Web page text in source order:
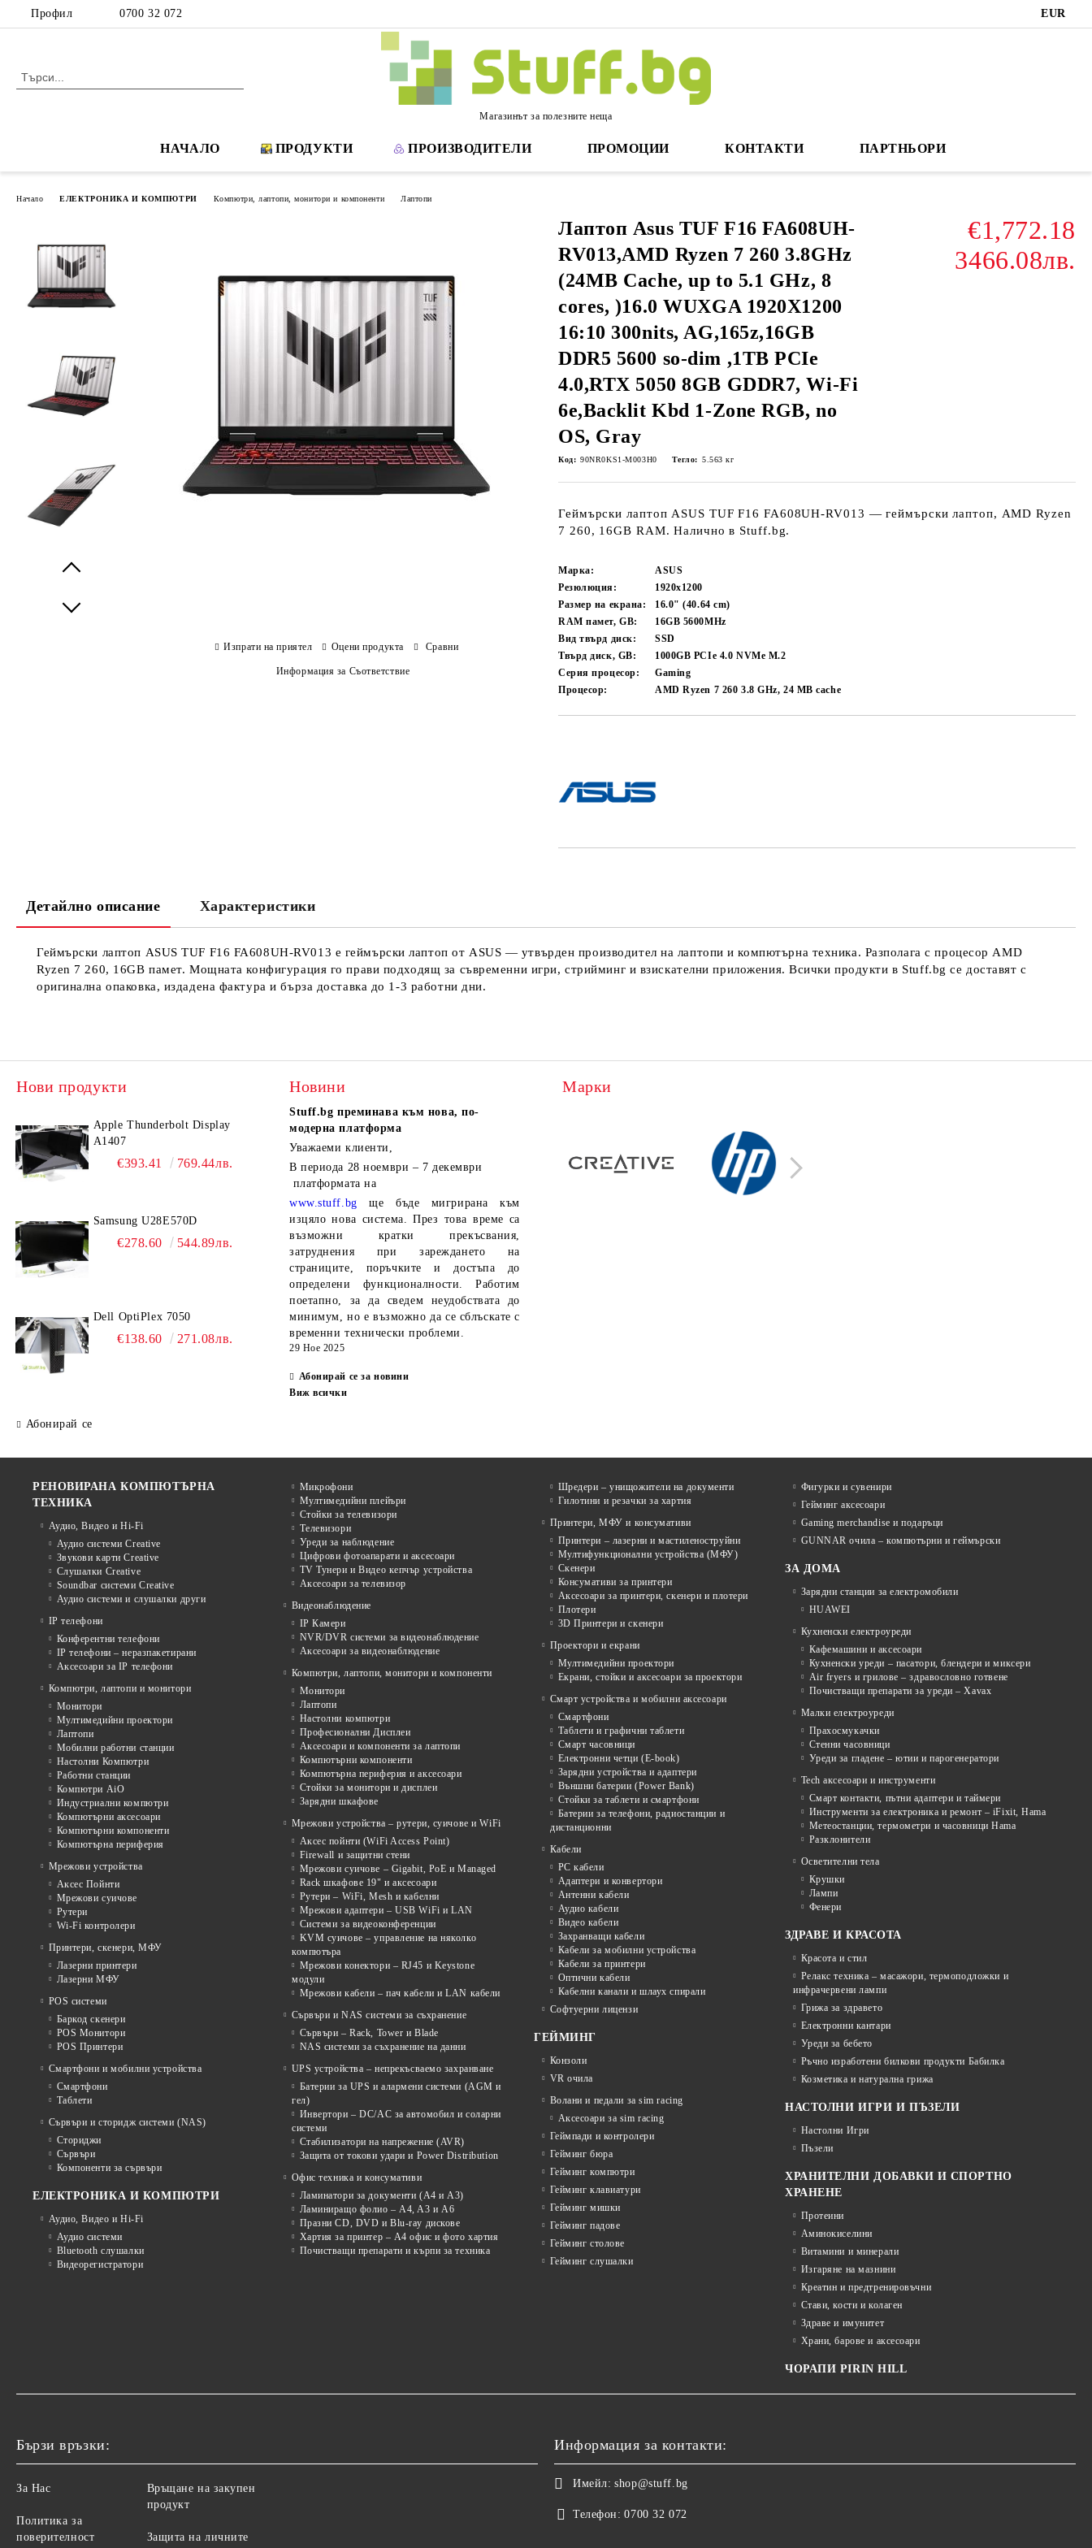
Профил 0700 32 072 EUR
Магазинът за полезните неща
НАЧАЛО ПРОДУКТИ ПРОИЗВОДИТЕЛИ ПРОМОЦИИ КОНТАКТИ ПАРТНЬОРИ
Начало ЕЛЕКТРОНИКА И КОМПЮТРИ Компютри, лаптопи, монитори и компоненти Лаптопи
Лаптоп Asus TUF F16 FA608UH-
RV013,AMD Ryzen 7 260 3.8GHz
(24MB Cache, up to 5.1 GHz, 8
cores, )16.0 WUXGA 1920X1200
16:10 300nits, AG,165z,16GB
DDR5 5600 so-dim ,1TB PCIe
4.0,RTX 5050 8GB GDDR7, Wi-Fi
6e,Backlit Kbd 1-Zone RGB, no
OS, Gray
€1,772.18
3466.08лв.
Код: 90NR0KS1-M003H0 Тегло: 5.563 кг
Геймърски лаптоп ASUS TUF F16 FA608UH-RV013 — геймърски лаптоп, AMD Ryzen
7 260, 16GB RAM. Налично в Stuff.bg.
Марка:
ASUS
Резюлюция:
1920x1200
Размер на екрана:
16.0" (40.64 cm)
RAM памет, GB:
16GB 5600MHz
Вид твърд диск:
SSD
Твърд диск, GB:
1000GB PCIe 4.0 NVMe M.2
Серия процесор:
Gaming
Процесор:
AMD Ryzen 7 260 3.8 GHz, 24 MB cache
Изпрати на приятел Оцени продукта Сравни
Информация за Съответствие
Детайлно описание Характеристики
Геймърски лаптоп ASUS TUF F16 FA608UH-RV013 е геймърски лаптоп от ASUS — утвърден производител на лаптопи и компютърна техника. Разполага с процесор AMD
Ryzen 7 260, 16GB памет. Мощната конфигурация го прави подходящ за съвременни игри, стрийминг и взискателни приложения. Всички продукти в Stuff.bg се доставят с
оригинална опаковка, издадена фактура и бърза доставка до 1-3 работни дни.
Нови продукти
Apple Thunderbolt Display
A1407
€393.41 769.44лв.
Samsung U28E570D
€278.60 544.89лв.
Dell OptiPlex 7050
€138.60 271.08лв.
Абонирай се
Новини
Stuff.bg преминава към нова, по-
модерна платформа
Уважаеми клиенти,
В периода 28 ноември – 7 декември
платформата на
www.stuff.bg ще бъде мигрирана към
изцяло нова система. През това време са
възможни кратки прекъсвания,
затруднения при зареждането на
страниците, поръчките и достъпа до
определени функционалности. Работим
поетапно, за да сведем неудобствата до
минимум, но е възможно да се сблъскате с
временни технически проблеми.
29 Ное 2025
Абонирай се за новини
Виж всички
Марки
РЕНОВИРАНА КОМПЮТЪРНА
ТЕХНИКА
Аудио, Видео и Hi-Fi
Аудио системи Creative
Звукови карти Creative
Слушалки Creative
Soundbar системи Creative
Аудио системи и слушалки други
IP телефони
Конферентни телефони
IP телефони – неразпакетирани
Аксесоари за IP телефони
Компютри, лаптопи и монитори
Монитори
Мултимедийни проектори
Лаптопи
Мобилни работни станции
Настолни Компютри
Работни станции
Компютри AiO
Индустриални компютри
Компютърни аксесоари
Компютърни компоненти
Компютърна периферия
Мрежови устройства
Аксес Пойнти
Мрежови суичове
Рутери
Wi-Fi контролери
Принтери, скенери, МФУ
Лазерни принтери
Лазерни МФУ
POS системи
Баркод скенери
POS Монитори
POS Принтери
Смартфони и мобилни устройства
Смартфони
Таблети
Сървъри и сторидж системи (NAS)
Сториджи
Сървъри
Компоненти за сървъри
ЕЛЕКТРОНИКА И КОМПЮТРИ
Аудио, Видео и Hi-Fi
Аудио системи
Bluetooth слушалки
Видеорегистратори
Микрофони
Мултимедийни плейъри
Стойки за телевизори
Телевизори
Уреди за наблюдение
Цифрови фотоапарати и аксесоари
TV Тунери и Видео кепчър устройства
Аксесоари за телевизор
Видеонаблюдение
IP Камери
NVR/DVR системи за видеонаблюдение
Аксесоари за видеонаблюдение
Компютри, лаптопи, монитори и компоненти
Монитори
Лаптопи
Настолни компютри
Професионални Дисплеи
Аксесоари и компоненти за лаптопи
Компютърни компоненти
Компютърна периферия и аксесоари
Стойки за монитори и дисплеи
Зарядни шкафове
Мрежови устройства – рутери, суичове и WiFi
Аксес пойнти (WiFi Access Point)
Firewall и защитни стени
Мрежови суичове – Gigabit, PoE и Managed
Rack шкафове 19" и аксесоари
Рутери – WiFi, Mesh и кабелни
Мрежови адаптери – USB WiFi и LAN
Системи за видеоконференции
KVM суичове – управление на няколко
компютъра
Мрежови конектори – RJ45 и Keystone
модули
Мрежови кабели – пач кабели и LAN кабели
Сървъри и NAS системи за съхранение
Сървъри – Rack, Tower и Blade
NAS системи за съхранение на данни
UPS устройства – непрекъсваемо захранване
Батерии за UPS и алармени системи (AGM и
гел)
Инвертори – DC/AC за автомобил и соларни
системи
Стабилизатори на напрежение (AVR)
Защита от токови удари и Power Distribution
Офис техника и консумативи
Ламинатори за документи (A4 и A3)
Ламиниращо фолио – A4, A3 и A6
Празни CD, DVD и Blu-ray дискове
Хартия за принтер – A4 офис и фото хартия
Почистващи препарати и кърпи за техника
Шредери – унищожители на документи
Гилотини и резачки за хартия
Принтери, МФУ и консумативи
Принтери – лазерни и мастиленоструйни
Мултифункционални устройства (МФУ)
Скенери
Консумативи за принтери
Аксесоари за принтери, скенери и плотери
Плотери
3D Принтери и скенери
Проектори и екрани
Мултимедийни проектори
Екрани, стойки и аксесоари за проектори
Смарт устройства и мобилни аксесоари
Смартфони
Таблети и графични таблети
Смарт часовници
Електронни четци (E-book)
Зарядни устройства и адаптери
Външни батерии (Power Bank)
Стойки за таблети и смартфони
Батерии за телефони, радиостанции и
дистанционни
Кабели
PC кабели
Адаптери и конвертори
Антенни кабели
Аудио кабели
Видео кабели
Захранващи кабели
Кабели за мобилни устройства
Кабели за принтери
Оптични кабели
Кабелни канали и шлаух спирали
Софтуерни лицензи
ГЕЙМИНГ
Конзоли
VR очила
Волани и педали за sim racing
Аксесоари за sim racing
Геймпади и контролери
Гейминг бюра
Гейминг компютри
Гейминг клавиатури
Гейминг мишки
Гейминг падове
Гейминг столове
Гейминг слушалки
Фигурки и сувенири
Гейминг аксесоари
Gaming merchandise и подаръци
GUNNAR очила – компютърни и геймърски
ЗА ДОМА
Зарядни станции за електромобили
HUAWEI
Кухненски електроуреди
Кафемашини и аксесоари
Кухненски уреди – пасатори, блендери и миксери
Air fryers и грилове – здравословно готвене
Почистващи препарати за уреди – Xavax
Малки електроуреди
Прахосмукачки
Стенни часовници
Уреди за гладене – ютии и парогенератори
Tech аксесоари и инструменти
Смарт контакти, пътни адаптери и таймери
Инструменти за електроника и ремонт – iFixit, Hama
Метеостанции, термометри и часовници Hama
Разклонители
Осветителни тела
Крушки
Лампи
Фенери
ЗДРАВЕ И КРАСОТА
Красота и стил
Релакс техника – масажори, термоподложки и
инфрачервени лампи
Грижа за здравето
Електронни кантари
Уреди за бебето
Ръчно изработени билкови продукти Бабилка
Козметика и натурална грижа
НАСТОЛНИ ИГРИ И ПЪЗЕЛИ
Настолни Игри
Пъзели
ХРАНИТЕЛНИ ДОБАВКИ И СПОРТНО
ХРАНЕНЕ
Протеини
Аминокиселини
Витамини и минерали
Изгаряне на мазнини
Креатин и предтренировъчни
Стави, кости и колаген
Здраве и имунитет
Храни, барове и аксесоари
ЧОРАПИ PIRIN HILL
Бързи връзки:
За Нас
Политика за
поверителност
Връщане на закупен
продукт
Защита на личните
Информация за контакти:
Имейл: shop@stuff.bg
Телефон: 0700 32 072